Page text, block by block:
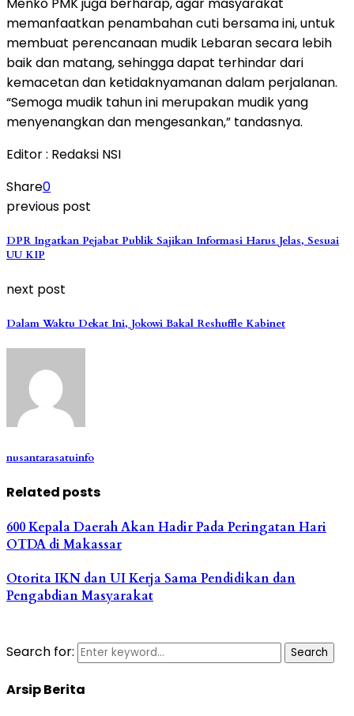
memanfaatkan penambahan cuti bersama ini, untuk
membuat perencanaan mudik Lebaran secara lebih
baik dan matang, sehingga dapat terhindar dari
kemacetan dan ketidaknyamanan dalam perjalanan.
“Semoga mudik tahun ini merupakan mudik yang
menyenangkan dan mengesankan,” tandasnya.
Editor : Redaksi NSI
Share0
previous post
DPR Ingatkan Pejabat Publik Sajikan Informasi Harus Jelas, Sesuai
UU KIP
next post
Dalam Waktu Dekat Ini, Jokowi Bakal Reshuffle Kabinet
nusantarasatuinfo
Related posts
600 Kepala Daerah Akan Hadir Pada Peringatan Hari
OTDA di Makassar
Otorita IKN dan UI Kerja Sama Pendidikan dan
Pengabdian Masyarakat
Search for: Search
Arsip Berita